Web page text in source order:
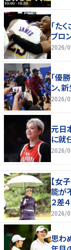
「た
ブロ
2026/
「優
ン、
2026/
元日
に就
2026/
【女
能が
２差
2026/
思わ